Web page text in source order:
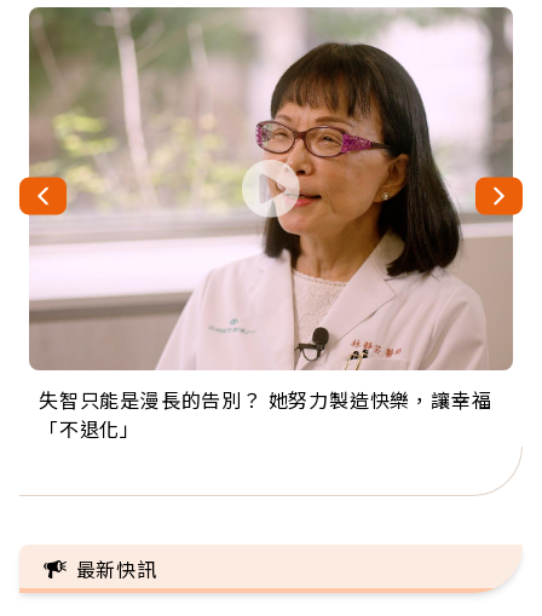
失智只能是漫長的告別？ 她努力製造快樂，讓幸福
「不退化」
來自剛果的巧克力神父 為台灣奉獻36年 「台灣是我
的家，我連作夢都講台語！」
63歲卸矽谷副總、搬回台灣找快樂！「蛋黃哥小
丑」走進安養院，逗樂上萬爺奶：退休後才開始真
104歲打破金氏世界紀錄 成為全球最年長羽球選
手，分享長壽的秘密原來是「這個」
事業巔峰他選擇追夢…黑手阿伯拉小提琴還登上小
巨蛋！連CNN都大讚！
最新快訊